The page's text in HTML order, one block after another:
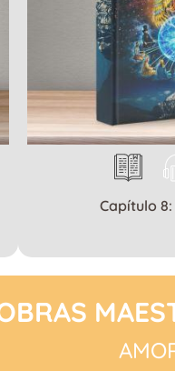
Capítulo